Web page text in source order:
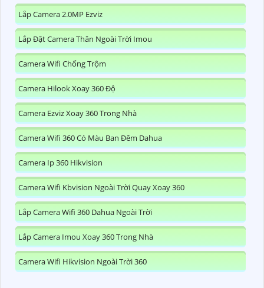
Lắp Camera 2.0MP Ezviz
Lắp Đặt Camera Thân Ngoài Trời Imou
Camera Wifi Chống Trộm
Camera Hilook Xoay 360 Độ
Camera Ezviz Xoay 360 Trong Nhà
Camera Wifi 360 Có Màu Ban Đêm Dahua
Camera Ip 360 Hikvision
Camera Wifi Kbvision Ngoài Trời Quay Xoay 360
Lắp Camera Wifi 360 Dahua Ngoài Trời
Lắp Camera Imou Xoay 360 Trong Nhà
Camera Wifi Hikvision Ngoài Trời 360